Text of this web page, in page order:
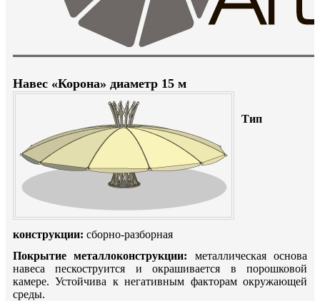
Навес «Корона» диаметр 15 м
Тип
конструкции: сборно-разборная
Покрытие металлоконструкции: металлическая основа
навеса пескоструится и окрашивается в порошковой
камере. Устойчива к негативным факторам окружающей
среды.